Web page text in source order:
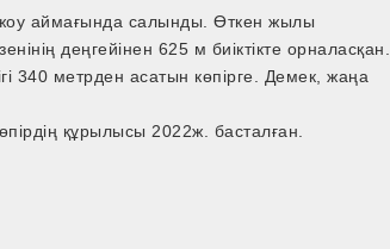
аймағында салынды. Өткен жылы
деңгейінен 625 м биіктікте орналасқан.
340 метрден асатын көпірге. Демек, жаңа
құрылысы 2022ж. басталған.